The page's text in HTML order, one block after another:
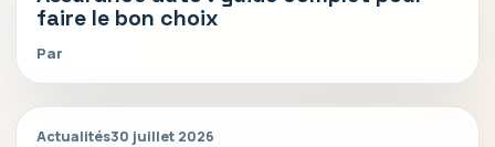
faire le bon choix
Par
Actualités30 juillet 2026